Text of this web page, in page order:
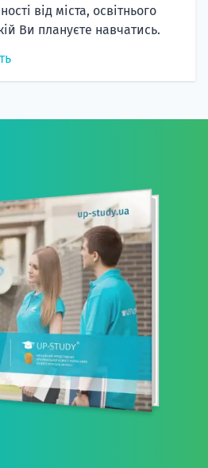
від міста, освітнього
Ви плануєте навчатись.